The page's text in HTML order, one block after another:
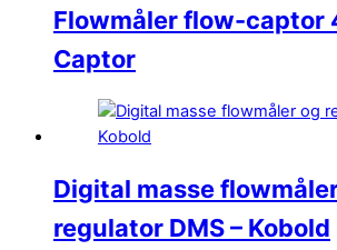
Flowmåler flow-captor
Captor
Digital masse
regulator DMS – Kobold